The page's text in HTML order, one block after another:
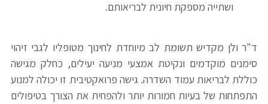
ושתייה מספקת חיונית לבריאותם.
ד"ר ולן מקדיש תשומת לב מיוחדת לחינוך מטופליו לגבי זיהוי
סימנים מוקדמים ונקיטת אמצעי מניעה יעילים, כחלק מגישה
כוללת לבריאות עמוד השדרה. גישה פרואקטיבית זו יכולה למנוע
התפתחות של בעיות חמורות יותר ולהפחית את הצורך בטיפולים